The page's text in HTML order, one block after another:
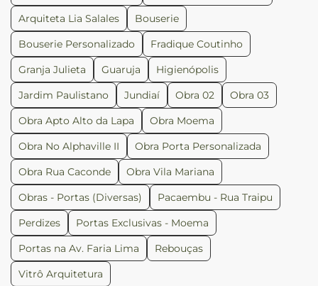
Arquiteta Lia Salales
Bouserie
Bouserie Personalizado
Fradique Coutinho
Granja Julieta
Guaruja
Higienópolis
Jardim Paulistano
Jundiaí Obra 02
Obra 03
Obra Apto Alto da Lapa
Obra Moema
Obra No Alphaville II
Obra Porta Personalizada
Obra Rua Caconde
Obra Vila Mariana
Obras - Portas (Diversas)
Pacaembu - Rua Traipu
Perdizes
Portas Exclusivas - Moema
Portas na Av. Faria Lima
Rebouças
Vitrô Arquitetura